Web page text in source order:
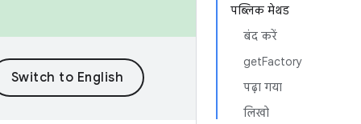
पब्लिक मेथड
बंद करें
getFactory
पढ़ा गया
लिखो